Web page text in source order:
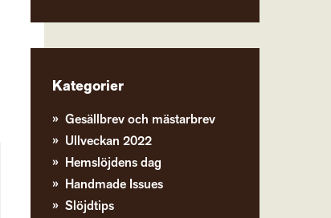
Kategorier
Gesällbrev och mästarbrev
Ullveckan 2022
Hemslöjdens dag
Handmade Issues
Slöjdtips